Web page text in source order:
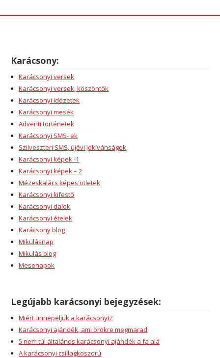
Karácsony:
Karácsonyi versek
Karácsonyi versek, köszöntők
Karácsonyi idézetek
Karácsonyi mesék
Adventi történetek
Karácsonyi SMS- ek
Szilveszteri SMS, újévi jókívánságok
Karácsonyi képek -1
Karácsonyi képek – 2
Mézeskalács képes ötletek
Karácsonyi kifestő
Karácsonyi dalok
Karácsonyi ételek
Karácsony blog
Mikulásnap
Mikulás blog
Mesenapok
Legújabb karácsonyi bejegyzések:
Miért ünnepeljük a karácsonyt?
Karácsonyi ajándék, ami örökre megmarad
5 nem túl általános karácsonyi ajándék a fa alá
A karácsonyi csillagkoszorú